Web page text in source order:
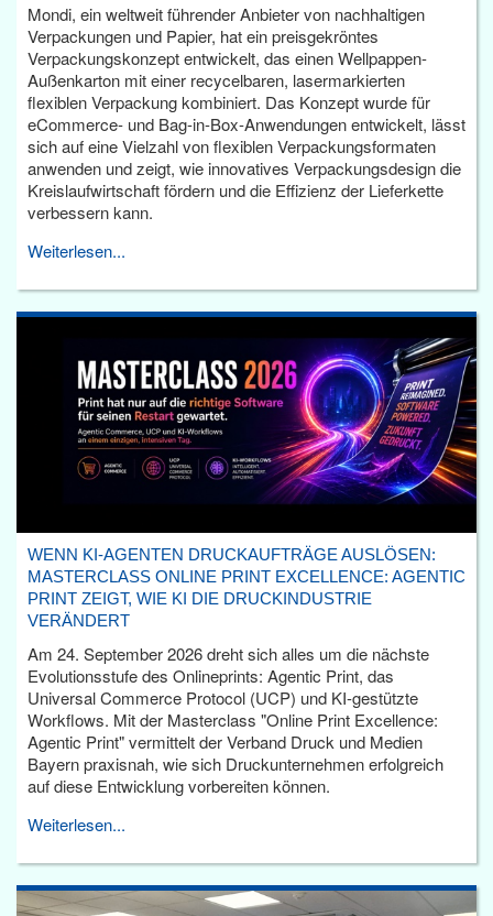
Mondi, ein weltweit führender Anbieter von nachhaltigen
Verpackungen und Papier, hat ein preisgekröntes
Verpackungskonzept entwickelt, das einen Wellpappen-
Außenkarton mit einer recycelbaren, lasermarkierten
flexiblen Verpackung kombiniert. Das Konzept wurde für
eCommerce- und Bag-in-Box-Anwendungen entwickelt, lässt
sich auf eine Vielzahl von flexiblen Verpackungsformaten
anwenden und zeigt, wie innovatives Verpackungsdesign die
Kreislaufwirtschaft fördern und die Effizienz der Lieferkette
verbessern kann.
Weiterlesen...
WENN KI-AGENTEN DRUCKAUFTRÄGE AUSLÖSEN:
MASTERCLASS ONLINE PRINT EXCELLENCE: AGENTIC
PRINT ZEIGT, WIE KI DIE DRUCKINDUSTRIE
VERÄNDERT
Am 24. September 2026 dreht sich alles um die nächste
Evolutionsstufe des Onlineprints: Agentic Print, das
Universal Commerce Protocol (UCP) und KI-gestützte
Workflows. Mit der Masterclass "Online Print Excellence:
Agentic Print" vermittelt der Verband Druck und Medien
Bayern praxisnah, wie sich Druckunternehmen erfolgreich
auf diese Entwicklung vorbereiten können.
Weiterlesen...